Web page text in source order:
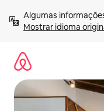
para
Mostrar idioma